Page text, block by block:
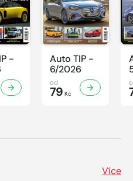
-
Auto TIP -
6/2026
od
79 Kč
Více